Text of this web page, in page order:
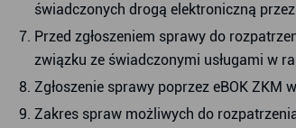
świadczonych drogą elektroniczną
Przed zgłoszeniem sprawy do
związku ze świadczonymi usługami w
Zgłoszenie sprawy poprzez eBOK ZKM
Zakres spraw możliwych do